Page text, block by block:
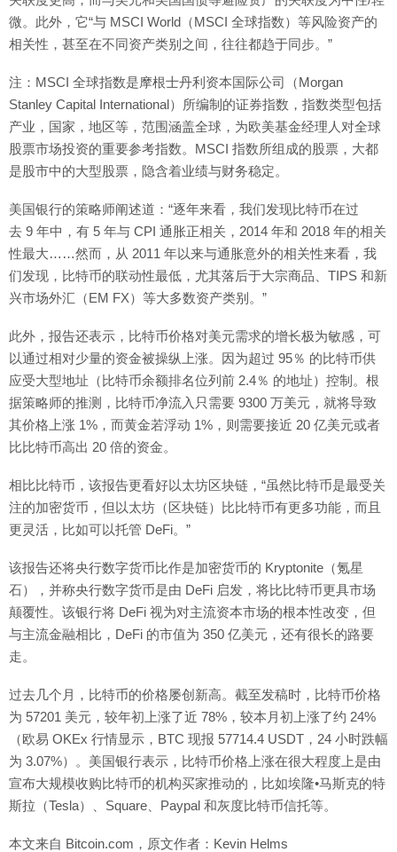
微。此外，它“与 MSCI World（MSCI 全球指数）等风险资产的
相关性，甚至在不同资产类别之间，往往都趋于同步。”
注：MSCI 全球指数是摩根士丹利资本国际公司（Morgan
Stanley Capital International）所编制的证券指数，指数类型包括
产业，国家，地区等，范围涵盖全球，为欧美基金经理人对全球
股票市场投资的重要参考指数。MSCI 指数所组成的股票，大都
是股市中的大型股票，隐含着业绩与财务稳定。
美国银行的策略师阐述道：“逐年来看，我们发现比特币在过
去 9 年中，有 5 年与 CPI 通胀正相关，2014 年和 2018 年的相关
性最大……然而，从 2011 年以来与通胀意外的相关性来看，我
们发现，比特币的联动性最低，尤其落后于大宗商品、TIPS 和新
兴市场外汇（EM FX）等大多数资产类别。”
此外，报告还表示，比特币价格对美元需求的增长极为敏感，可
以通过相对少量的资金被操纵上涨。因为超过 95％ 的比特币供
应受大型地址（比特币余额排名位列前 2.4％ 的地址）控制。根
据策略师的推测，比特币净流入只需要 9300 万美元，就将导致
其价格上涨 1%，而黄金若浮动 1%，则需要接近 20 亿美元或者
比比特币高出 20 倍的资金。
相比比特币，该报告更看好以太坊区块链，“虽然比特币是最受关
注的加密货币，但以太坊（区块链）比比特币有更多功能，而且
更灵活，比如可以托管 DeFi。”
该报告还将央行数字货币比作是加密货币的 Kryptonite（氪星
石），并称央行数字货币是由 DeFi 启发，将比比特币更具市场
颠覆性。该银行将 DeFi 视为对主流资本市场的根本性改变，但
与主流金融相比，DeFi 的市值为 350 亿美元，还有很长的路要
走。
过去几个月，比特币的价格屡创新高。截至发稿时，比特币价格
为 57201 美元，较年初上涨了近 78%，较本月初上涨了约 24%
（欧易 OKEx 行情显示，BTC 现报 57714.4 USDT，24 小时跌幅
为 3.07%）。美国银行表示，比特币价格上涨在很大程度上是由
宣布大规模收购比特币的机构买家推动的，比如埃隆•马斯克的特
斯拉（Tesla）、Square、Paypal 和灰度比特币信托等。
本文来自 Bitcoin.com，原文作者：Kevin Helms